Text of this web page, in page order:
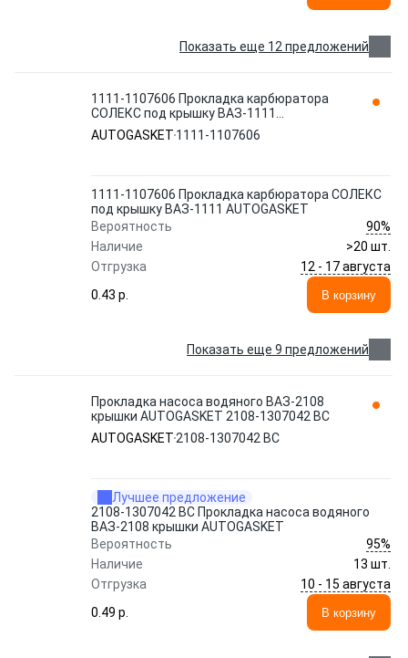
Показать еще 12 предложений
1111-1107606 Прокладка карбюратора
СОЛЕКС под крышку ВАЗ-1111
AUTOGASKET
AUTOGASKET 1111-1107606
1111-1107606 Прокладка карбюратора СОЛЕКС
под крышку ВАЗ-1111 AUTOGASKET
Вероятность
90%
Наличие
>20 шт.
Отгрузка
12 - 17 августа
0.43 p.
В корзину
Показать еще 9 предложений
Прокладка насоса водяного ВАЗ-2108
крышки AUTOGASKET 2108-1307042 ВС
AUTOGASKET 2108-1307042 ВС
Лучшее предложение
2108-1307042 ВС Прокладка насоса водяного
ВАЗ-2108 крышки AUTOGASKET
Вероятность
95%
Наличие
13 шт.
Отгрузка
10 - 15 августа
0.49 p.
В корзину